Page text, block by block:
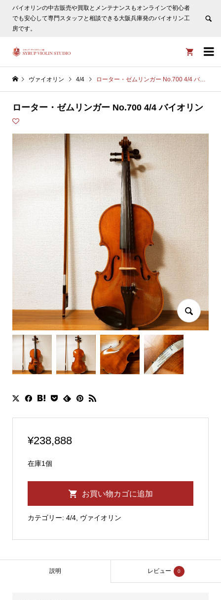
バイオリンの中古販売や買取とメンテナンスもオンラインで初心者
でも安心して専門スタッフと相談できる大阪兵庫発のバイオリン工
房です。


ヴァイオリン 4/4 ローター・ゼムリンガー No.700 4/4 バイオリン
ローター・ゼムリンガー No.700 4/4 バイオリン
¥238,888
在庫1個
タ
お買い物カゴに追加
カテゴリー: 4/4, ヴァイオリン
説明 レビュー 0
ヴァイオリン選びについてタサカ工房長にLINE相談も頂けま
す。非表示